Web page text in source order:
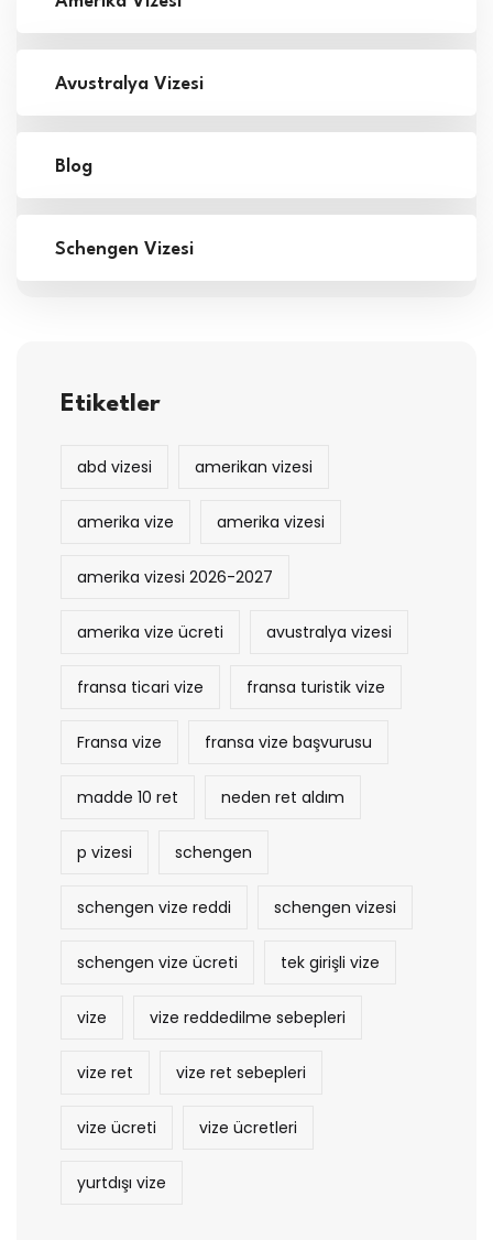
Avustralya Vizesi
Blog
Schengen Vizesi
Etiketler
abd vizesi amerikan vizesi
amerika vize amerika vizesi
amerika vizesi 2026-2027
amerika vize ücreti avustralya vizesi
fransa ticari vize fransa turistik vize
Fransa vize fransa vize başvurusu
madde 10 ret neden ret aldım
p vizesi schengen
schengen vize reddi schengen vizesi
schengen vize ücreti tek girişli vize
vize vize reddedilme sebepleri
vize ret vize ret sebepleri
vize ücreti vize ücretleri
yurtdışı vize